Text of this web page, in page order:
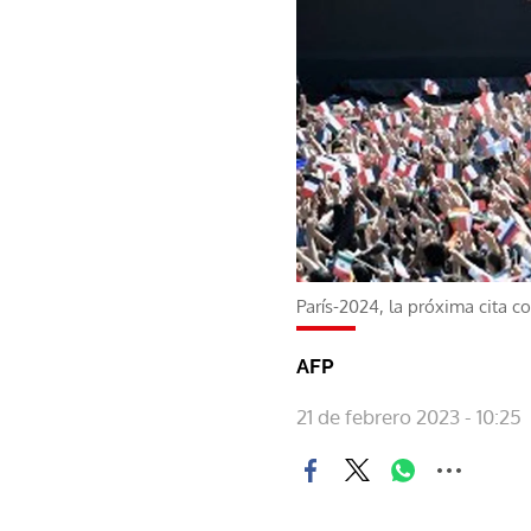
París-2024, la próxima cita
AFP
21 de febrero 2023 - 10:25